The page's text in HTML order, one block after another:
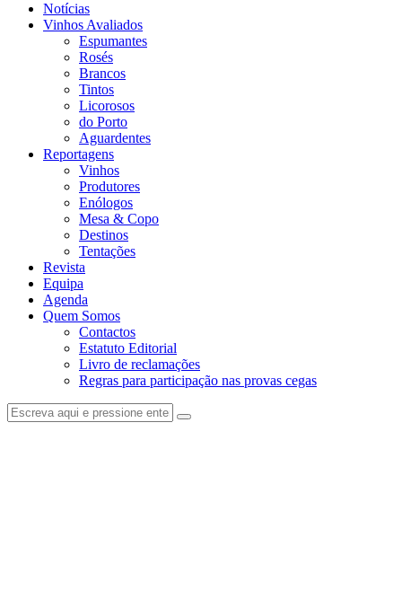
Notícias
Vinhos Avaliados
Espumantes
Rosés
Brancos
Tintos
Licorosos
do Porto
Aguardentes
Reportagens
Vinhos
Produtores
Enólogos
Mesa & Copo
Destinos
Tentações
Revista
Equipa
Agenda
Quem Somos
Contactos
Estatuto Editorial
Livro de reclamações
Regras para participação nas provas cegas